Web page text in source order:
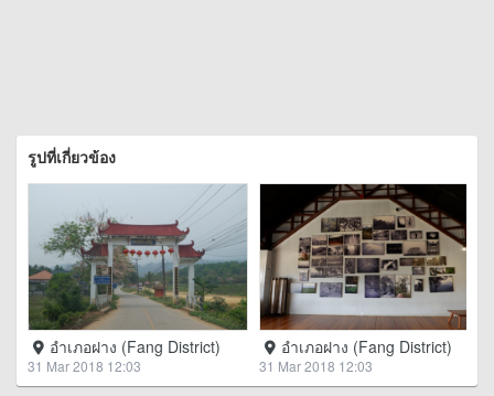
รูปที่เกี่ยวข้อง
อำเภอฝาง (Fang District)
31 Mar 2018 12:03
อำเภอฝาง (Fang District)
31 Mar 2018 12:03